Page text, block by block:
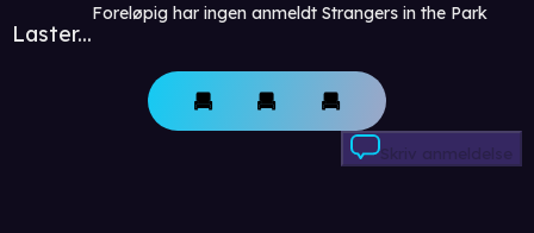
Laster...
Foreløpig har ingen anmeldt Strangers in the Park
Skriv anmeldelse